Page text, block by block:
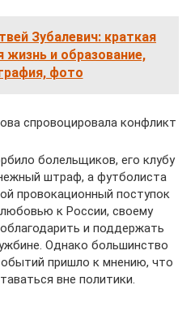
Зубалевич: краткая
жизнь и образование,
фото
спровоцировала конфликт
болельщиков, его клубу
штраф, а футболиста
провокационный поступок
к России, своему
и поддержать
Однако большинство
пришло к мнению, что
вне политики.